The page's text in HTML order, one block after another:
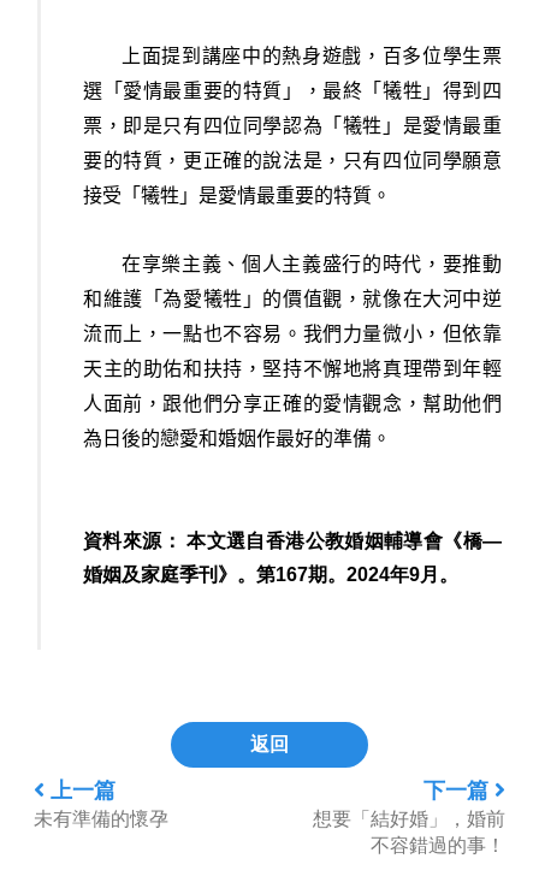
上面提到講座中的熱身遊戲，百多位學生票
選「愛情最重要的特質」，最終「犧牲」得到四
票，即是只有四位同學認為「犧牲」是愛情最重
要的特質，更正確的說法是，只有四位同學願意
接受「犧牲」是愛情最重要的特質。
在享樂主義、個人主義盛行的時代，要推動
和維護「為愛犧牲」的價值觀，就像在大河中逆
流而上，一點也不容易。我們力量微小，但依靠
天主的助佑和扶持，堅持不懈地將真理帶到年輕
人面前，跟他們分享正確的愛情觀念，幫助他們
為日後的戀愛和婚姻作最好的準備。
資料來源： 本文選自香港公教婚姻輔導會《橋—
婚姻及家庭季刊》。第167期。2024年9月。
上一篇
未有準備的懷孕
返回
下一篇
想要「結好婚」，婚前
不容錯過的事！